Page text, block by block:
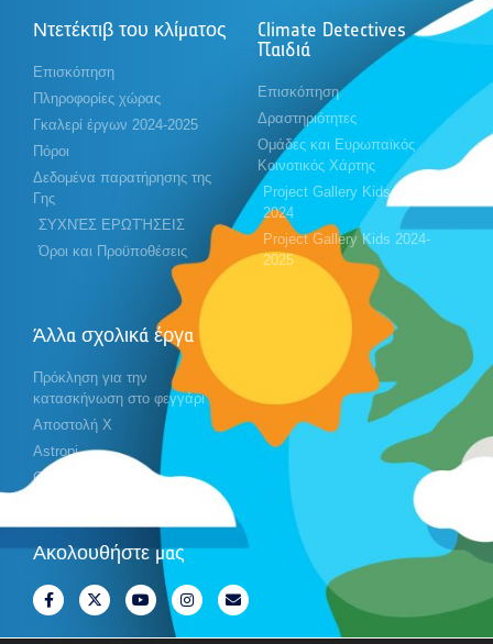
Ντετέκτιβ του κλίματος
Επισκόπηση
Πληροφορίες χώρας
Γκαλερί έργων 2024-2025
Πόροι
Δεδομένα παρατήρησης της
Γης
ΣΥΧΝΈΣ ΕΡΩΤΉΣΕΙΣ
Όροι και Προϋποθέσεις
Climate Detectives
Παιδιά
Επισκόπηση
Δραστηριότητες
Ομάδες και Ευρωπαϊκός
Κοινοτικός Χάρτης
Project Gallery Kids 2023-
2024
Project Gallery Kids 2024-
2025
Άλλα σχολικά έργα
Πρόκληση για την
κατασκήνωση στο φεγγάρι
Αποστολή X
Astropi
Cansat
Ακολουθήστε μας